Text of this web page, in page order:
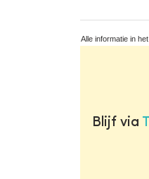
Alle informatie in het
Blijf via